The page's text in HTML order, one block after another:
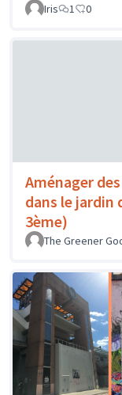
Iris
1 0
Aménager
dans le jardin
3ème)
The Greener